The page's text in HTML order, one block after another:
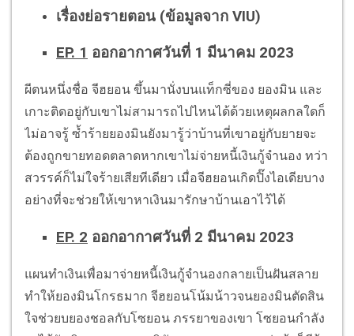
เรื่องย่อรายตอน (ข้อมูลจาก VIU)
EP. 1 ออกอากาศวันที่ 1 มีนาคม 2023
ผีตนหนึ่งชื่อ จีฮยอน ขึ้นมานั่งบนแท็กซี่ของ ยองมิน และ
เกาะติดอยู่กับเขาไม่สามารถไปไหนได้ด้วยเหตุผลกลใดก็
ไม่อาจรู้ ซ้ำร้ายยองมินยังมารู้ว่าบ้านที่เขาอยู่กับยายจะ
ต้องถูกขายทอดตลาดหากเขาไม่จ่ายหนี้เงินกู้จำนอง ทว่า
สวรรค์ก็ไม่ใจร้ายเสียทีเดียว เมื่อจีฮยอนเกิดปิ๊งไอเดียบาง
อย่างที่จะช่วยให้เขาหาเงินมารักษาบ้านเอาไว้ได้
EP. 2 ออกอากาศวันที่ 2 มีนาคม 2023
แผนทำเงินเพื่อมาจ่ายหนี้เงินกู้จำนองกลายเป็นฝันสลาย
ทำให้ยองมินโกรธมาก จีฮยอนโน้มน้าวจนยองมินตัดสิน
ใจช่วยบยองชอลกับโซยอน ภรรยาของเขา โซยอนกำลัง